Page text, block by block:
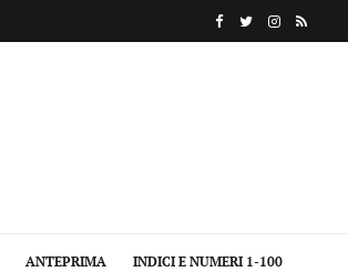
ANTEPRIMA INDICI E NUMERI 1-100